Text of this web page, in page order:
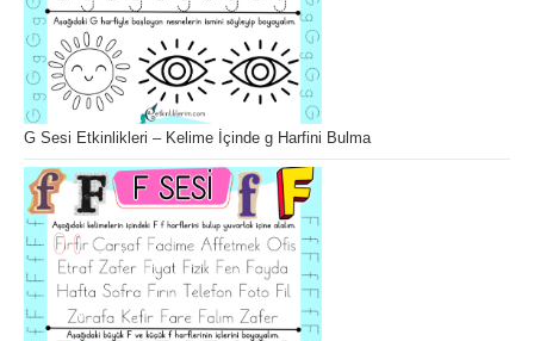
G Sesi Etkinlikleri – Kelime İçinde g Harfini Bulma